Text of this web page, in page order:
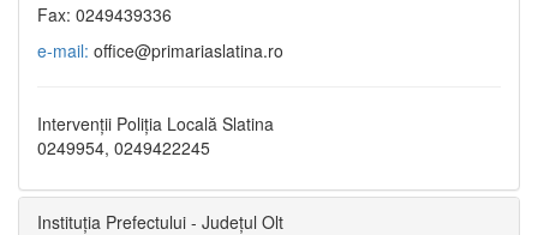
Fax: 0249439336
e-mail: office@primariaslatina.ro
Intervenții Poliția Locală Slatina
0249954, 0249422245
Instituția Prefectului - Județul Olt